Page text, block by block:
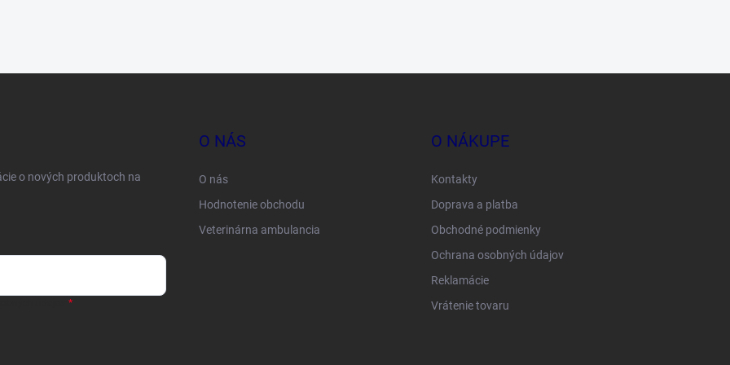
o nových produktoch na
O NÁS
O nás
Hodnotenie obchodu
Veterinárna ambulancia
O NÁKUPE
Kontakty
Doprava a platba
Obchodné podmienky
Ochrana osobných údajov
Reklamácie
Vrátenie tovaru